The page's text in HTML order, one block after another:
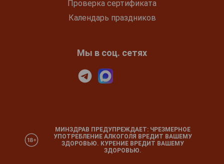
Проверка сертификата
Календарь праздников
Мы в соц. сетях
МИНЗДРАВ ПРЕДУПРЕЖДАЕТ: ЧРЕЗМЕРНОЕ
УПОТРЕБЛЕНИЕ АЛКОГОЛЯ ВРЕДИТ ВАШЕМУ
ЗДОРОВЬЮ. КУРЕНИЕ ВРЕДИТ ВАШЕМУ
ЗДОРОВЬЮ.